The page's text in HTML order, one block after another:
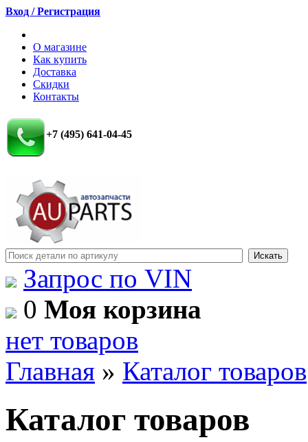
Вход / Регистрация
О магазине
Как купить
Доставка
Скидки
Контакты
+7 (495) 641-04-45
Запрос по VIN
0 Моя корзина
нет товаров
Главная » Каталог товаров
Каталог товаров